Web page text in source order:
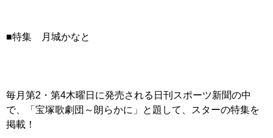
■特集 月城かなと
毎月第2・第4木曜日に発売される日刊スポーツ新聞の中
で、「宝塚歌劇団～朗らかに」と題して、スターの特集を
掲載！